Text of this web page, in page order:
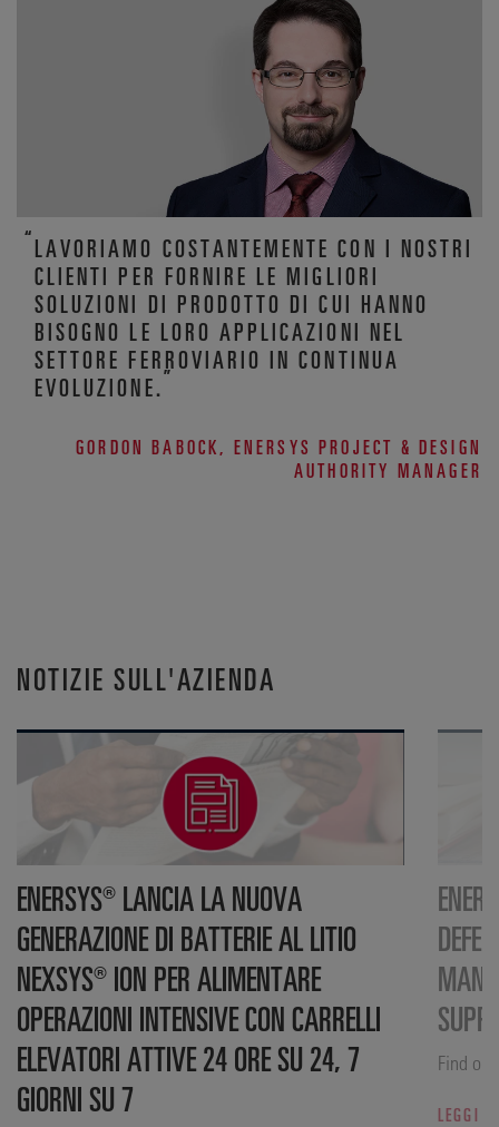
LAVORIAMO COSTANTEMENTE CON I NOSTRI
CLIENTI PER FORNIRE LE MIGLIORI
SOLUZIONI DI PRODOTTO DI CUI HANNO
BISOGNO LE LORO APPLICAZIONI NEL
SETTORE FERROVIARIO IN CONTINUA
EVOLUZIONE.
GORDON BABOCK, ENERSYS PROJECT & DESIGN
AUTHORITY MANAGER
NOTIZIE SULL'AZIENDA
ENERSYS® LANCIA LA NUOVA
GENERAZIONE DI BATTERIE AL LITIO
NEXSYS® ION PER ALIMENTARE
OPERAZIONI INTENSIVE CON CARRELLI
ELEVATORI ATTIVE 24 ORE SU 24, 7
GIORNI SU 7
Find
LEGGI